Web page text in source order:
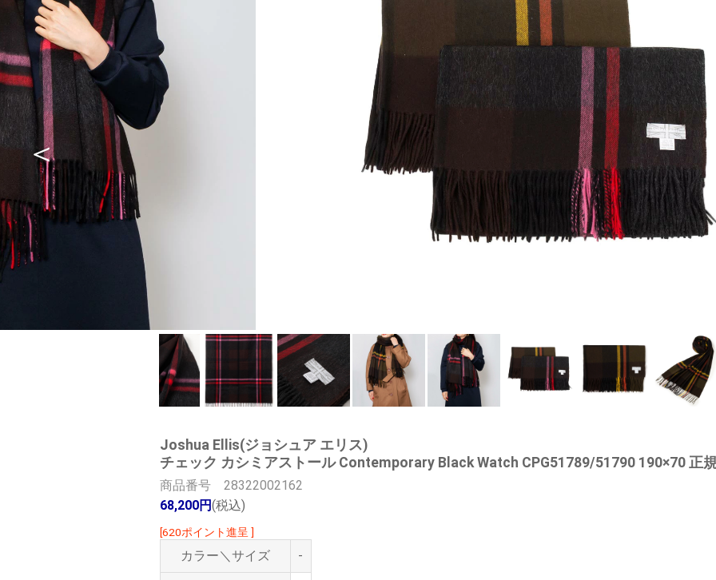
Joshua Ellis(ジョシュア エリス)
チェック カシミアストール Contemporary Black Watch CPG51789/51790 190×70 正
商品番号 28322002162
68,200円(税込)
[620ポイント進呈 ]
カラー＼サイズ -